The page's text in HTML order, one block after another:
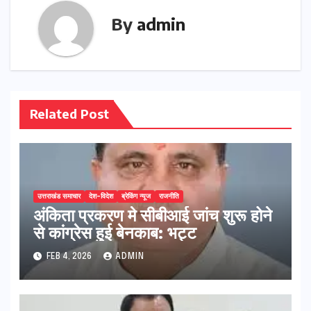
By admin
Related Post
उत्तराखंड समाचार देश-विदेश ब्रेकिंग न्यूज राजनीति
अंकिता प्रकरण मे सीबीआई जांच शुरू होने
से कांग्रेस हुई बेनकाब: भट्ट
FEB 4, 2026 ADMIN